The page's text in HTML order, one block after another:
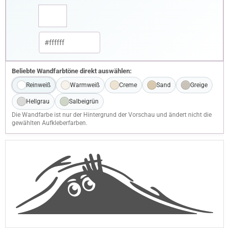
Beliebte Wandfarbtöne direkt auswählen:
Reinweiß Warmweiß Creme Sand Greige
Hellgrau
Salbeigrün
Die Wandfarbe ist nur der Hintergrund der Vorschau und ändert nicht die
gewählten Aufkleberfarben.